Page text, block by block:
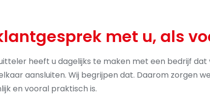
met u, als
heeft u dagelijks te maken met een bedrijf dat
aansluiten. Wij begrijpen dat. Daarom zorgen
en vooral praktisch is.